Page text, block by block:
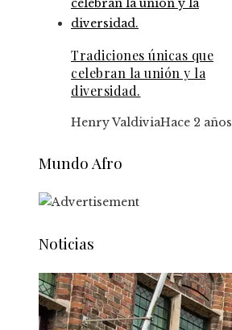
Tradiciones únicas que
celebran la unión y la
diversidad.
Henry ValdiviaHace 2 años
Mundo Afro
Noticias